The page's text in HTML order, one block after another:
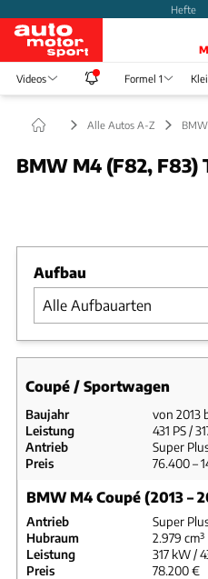
Hefte
Videos Formel 1
Alle Autos A-Z BMW
BMW M4 (F82, F83)
Aufbau
Coupé / Sportwagen
Baujahr
von 2013
Leistung
431 PS /
Antrieb
Super
Preis
76.400 –
BMW M4 Coupé (2013 –
Antrieb
Super
Hubraum
2.979 cm³
Leistung
317 kW /
Preis
78.200 €